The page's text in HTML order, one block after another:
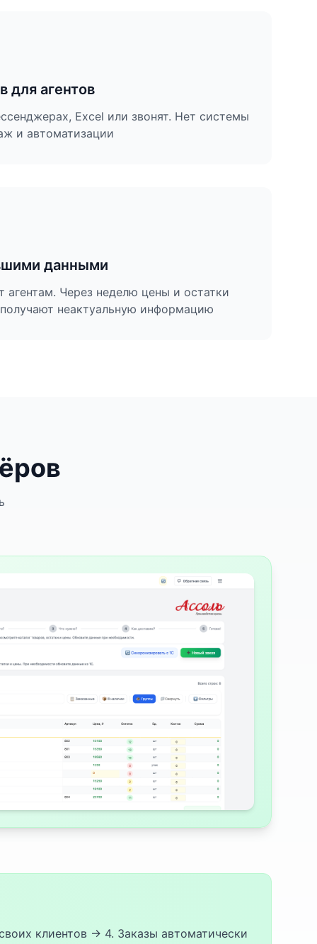
для агентов
Excel или звонят. Нет системы
и автоматизации
данными
агентам. Через неделю цены и остатки
неактуальную информацию
клиентов → 4. Заказы автоматически